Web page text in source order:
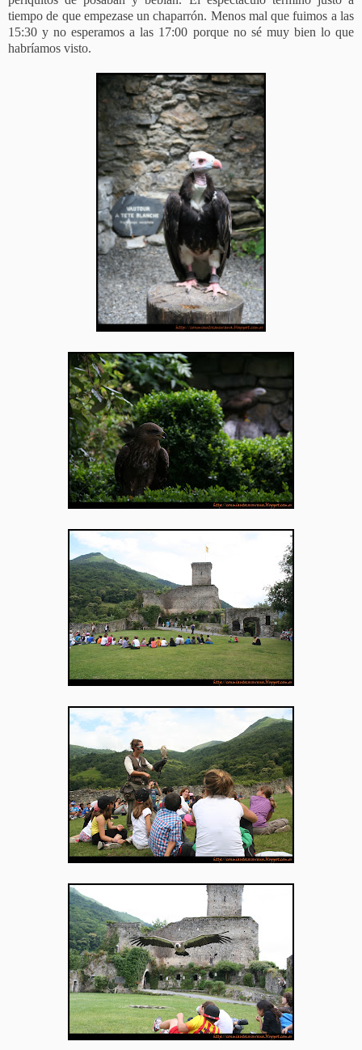
tiempo de que empezase un chaparrón. Menos mal que fuimos a las
15:30 y no esperamos a las 17:00 porque no sé muy bien lo que
habríamos visto.